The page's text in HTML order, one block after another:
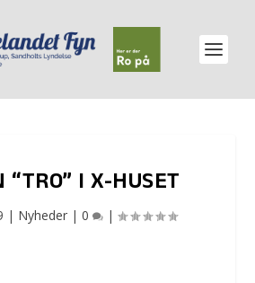
“TRO” I X-HUSET
| Nyheder| 0 |